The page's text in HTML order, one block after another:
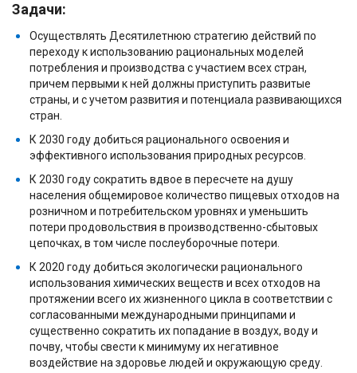
Задачи:
Осуществлять Десятилетнюю стратегию действий по
переходу к использованию рациональных моделей
потребления и производства с участием всех стран,
причем первыми к ней должны приступить развитые
страны, и с учетом развития и потенциала развивающихся
стран.
К 2030 году добиться рационального освоения и
эффективного использования природных ресурсов.
К 2030 году сократить вдвое в пересчете на душу
населения общемировое количество пищевых отходов на
розничном и потребительском уровнях и уменьшить
потери продовольствия в производственно-сбытовых
цепочках, в том числе послеуборочные потери.
К 2020 году добиться экологически рационального
использования химических веществ и всех отходов на
протяжении всего их жизненного цикла в соответствии с
согласованными международными принципами и
существенно сократить их попадание в воздух, воду и
почву, чтобы свести к минимуму их негативное
воздействие на здоровье людей и окружающую среду.